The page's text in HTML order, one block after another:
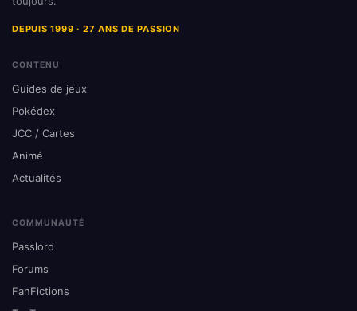
DEPUIS 1999 · 27 ANS DE PASSION
CONTENU
Guides de jeux
Pokédex
JCC / Cartes
Animé
Actualités
COMMUNAUTÉ
Passlord
Forums
FanFictions